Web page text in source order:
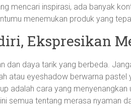
mencari inspirasi, ada banyak
menemukan produk yang
Ekspresikan
dan daya tarik yang berbeda.
atau eyeshadow berwarna
adalah cara yang
semua tentang merasa nyaman